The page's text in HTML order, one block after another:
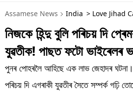
ভাৰত
মনোৰঞ্জন
ব্যৱসায়
শিক্ষা
Assamese News India > Love Jihad
নিজকে হিন্দু বুলি পৰিচয় দি
যুৱতীক! পাছত ফটো
পুনৰ পোহৰলৈ আহিছে এক লাভ জেহাদৰ
পৰিচয় দি এগৰাকী যুৱতীৰ সৈতে সম্পৰ্ক গঢ়ি